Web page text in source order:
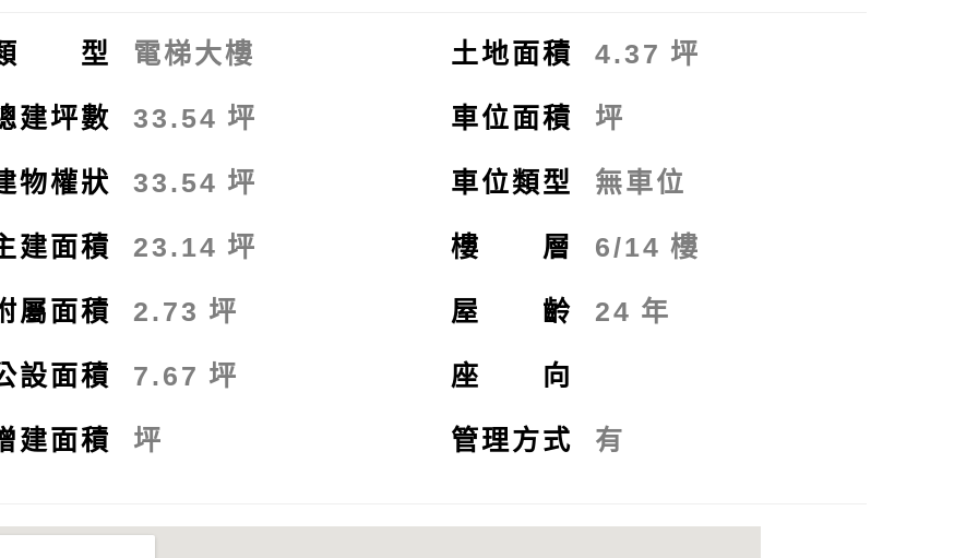
型 電梯大樓
建坪數 33.54 坪
物權狀 33.54 坪
建面積 23.14 坪
屬面積 2.73 坪
設面積 7.67 坪
建面積 坪
土地面積 4.37 坪
車位面積 坪
車位類型 無車位
樓 層 6/14 樓
屋 齡 24 年
座 向
管理方式 有